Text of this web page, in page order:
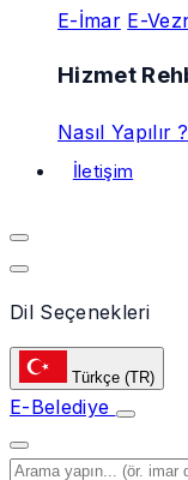
E-İmar E-
Hizmet
Nasıl Yapılır ?
İletişim
Dil Seçenekleri
Türkçe (TR)
E-Belediye